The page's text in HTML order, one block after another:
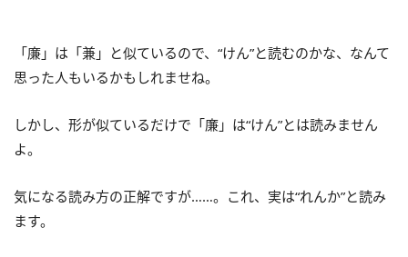
「廉」は「兼」と似ているので、“けん”と読むのかな、なんて
思った人もいるかもしれませね。
しかし、形が似ているだけで「廉」は“けん”とは読みません
よ。
気になる読み方の正解ですが……。これ、実は“れんか”と読み
ます。